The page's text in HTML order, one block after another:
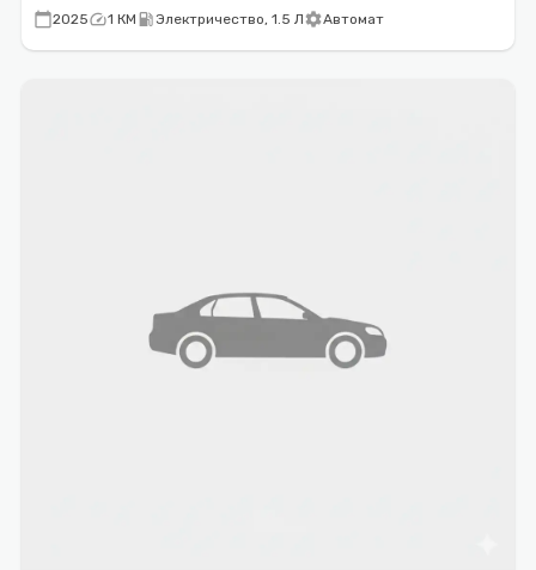
calendar_today2025speed1 КМ local_gas_stationЭлектричество, 1.5 ЛsettingsАвтомат